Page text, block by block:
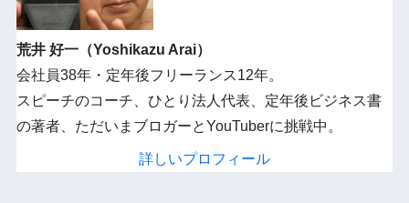
荒井 好一（Yoshikazu Arai）
会社員38年・定年後フリーランス12年。
スピーチのコーチ、ひとり法人代表、定年後ビジネス書
の著者、ただいまブロガーとYouTuberに挑戦中。
詳しいプロフィール